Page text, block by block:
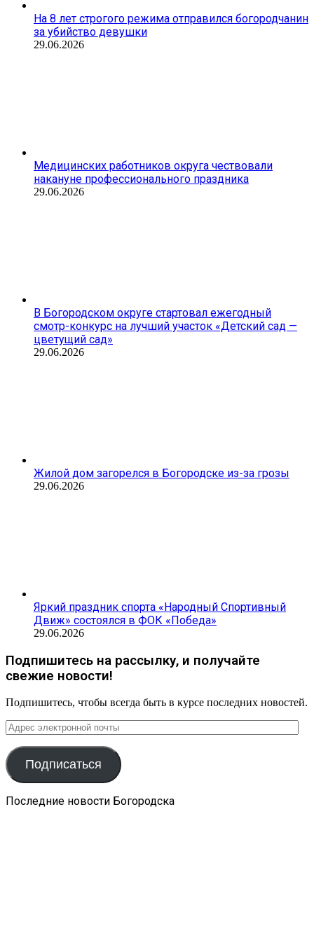
На 8 лет строгого режима отправился богородчанин
за убийство девушки
29.06.2026
Медицинских работников округа чествовали
накануне профессионального праздника
29.06.2026
В Богородском округе стартовал ежегодный
смотр-конкурс на лучший участок «Детский сад —
цветущий сад»
29.06.2026
Жилой дом загорелся в Богородске из-за грозы
29.06.2026
Яркий праздник спорта «Народный Спортивный
Движ» состоялся в ФОК «Победа»
29.06.2026
Подпишитесь на рассылку, и получайте
свежие новости!
Подпишитесь, чтобы всегда быть в курсе последних новостей.
Адрес
электронной
почты
Подписаться
Последние новости Богородска